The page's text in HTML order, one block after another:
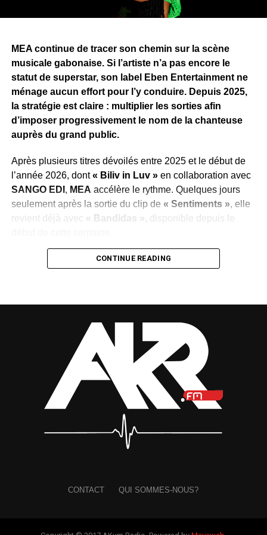
surprises que les mélomanes découvriront au fil de
l’écoute de« Longue Vie ».
Pour porter « Longue Vie »
, Zang a annoncé une
campagne de promotion articulée autour de sept clips,
dont
« Bombarder »
ouvre la marche. Une stratégie qui
traduit l’ambition de faire de cet album l’un des projets
marquants de la scène urbaine gabonaise en 2026.
WhatsApp
Facebook
X Telegram
Email
>>
MEA continue de tracer son chemin sur la scène
musicale gabonaise. Si l’artiste n’a pas encore le
statut de superstar, son label Eben Entertainment ne
ménage aucun effort pour l’y conduire. Depuis 2025,
la stratégie est claire : multiplier les sorties afin
d’imposer progressivement le nom de la chanteuse
auprès du grand public.
Après plusieurs titres dévoilés entre 2025 et le début de
l’année 2026, dont« Biliv in Luv »en collaboration avec
SANGO EDI, MEA accélère le rythme. Quelques jours
seulement après la sortie du clip de « Sentiments », elle
revient déjà avec « Bandidas »,
disponible depuis le
Cette succession de publications illustre la volonté du
dans le potentiel de
MEA
« Bandidas », la chanteuse reste fidèle à son
identité musicale. Sa voix douce se mêle à une
production afro-pop aux sonorités modernes, livrant un
titre mélodieux qui confirme sa direction artistique. Sans
MEA
l’authenticité pour séduire les mélomanes.
CONTINUE READING
CONTACT QUI SOMMES-NOUS?